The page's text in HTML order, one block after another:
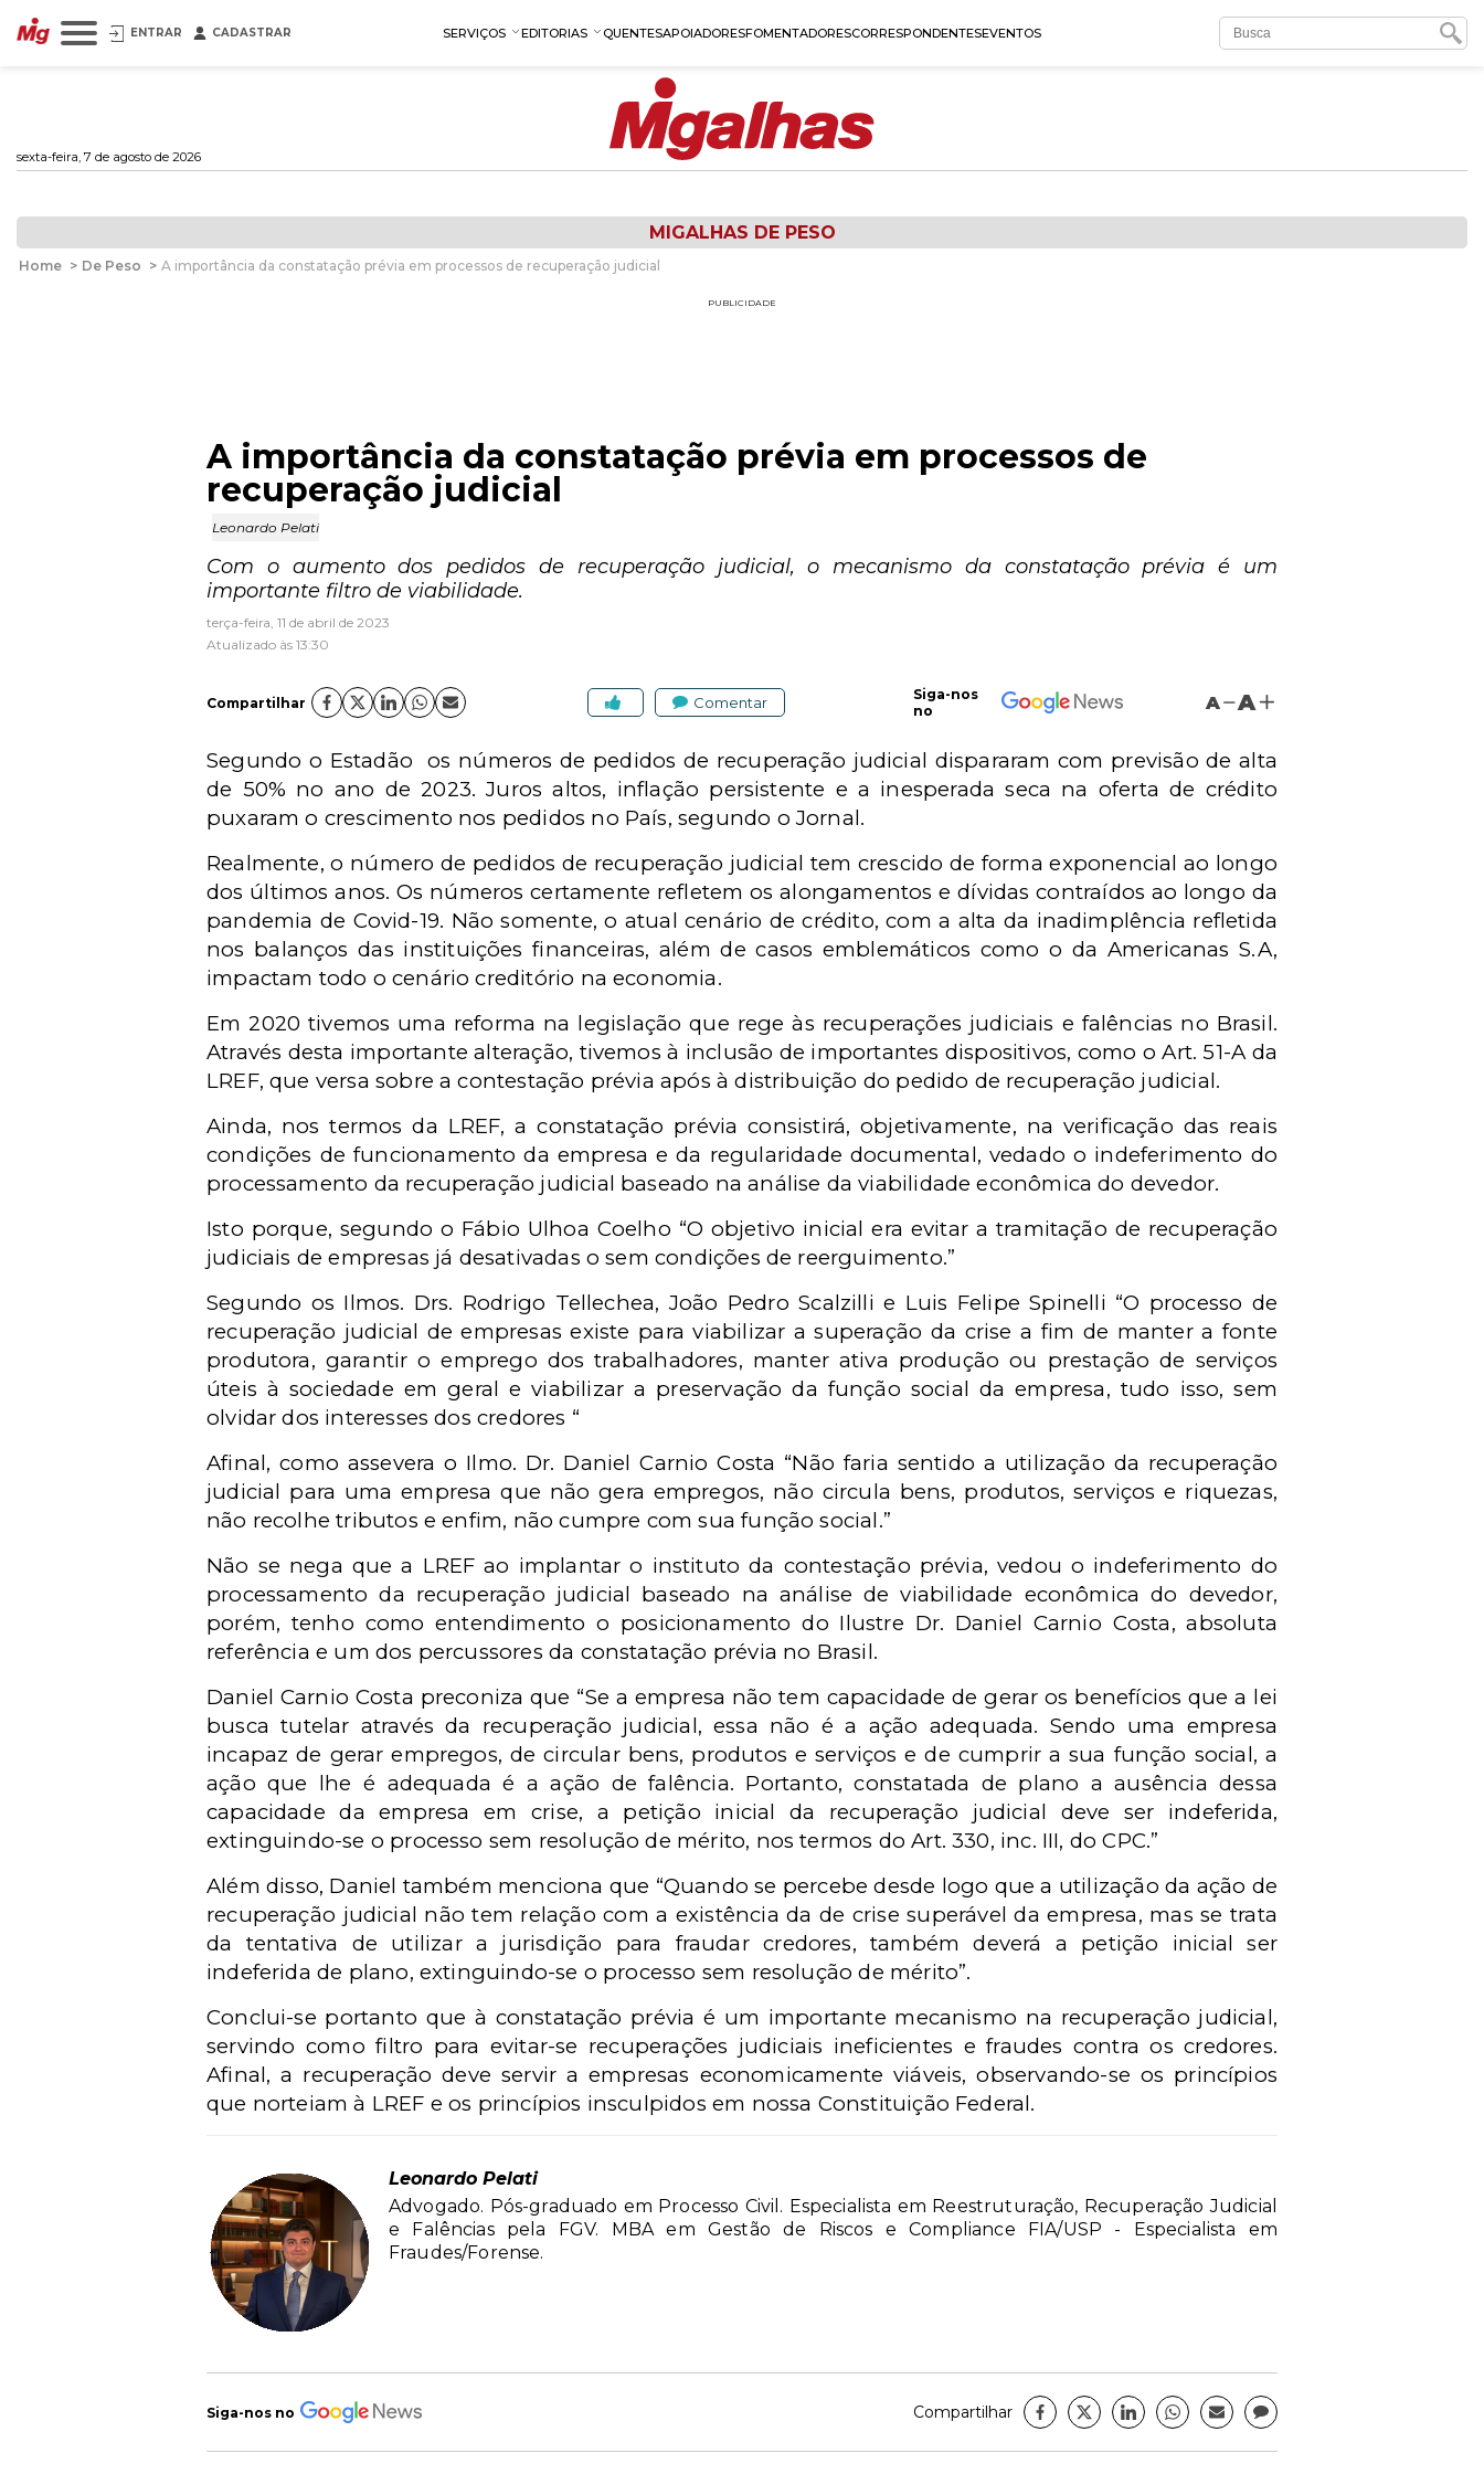
ENTRAR CADASTRAR SERVIÇOS EDITORIAS QUENTESAPOIADORESFOMENTADORESCORRESPONDENTESEVENTOS
sexta-feira, 7 de agosto de 2026
MIGALHAS DE PESO
Home > De Peso > A importância da constatação prévia em processos de recuperação judicial
PUBLICIDADE
A importância da constatação prévia em processos de
recuperação judicial
Leonardo Pelati
Com o aumento dos pedidos de recuperação judicial, o mecanismo da constatação prévia é um
importante filtro de viabilidade.
terça-feira, 11 de abril de 2023
Atualizado às 13:30
Compartilhar Comentar
Siga-nos
no
A A
Segundo o Estadão
os números de pedidos de recuperação judicial dispararam com previsão de alta
de 50% no ano de 2023. Juros altos, inflação persistente e a inesperada seca na oferta de crédito
puxaram o crescimento nos pedidos no País, segundo o Jornal.
Realmente, o número de pedidos de recuperação judicial tem crescido de forma exponencial ao longo
dos últimos anos. Os números certamente refletem os alongamentos e dívidas contraídos ao longo da
pandemia de Covid-19. Não somente, o atual cenário de crédito, com a alta da inadimplência refletida
nos balanços das instituições financeiras, além de casos emblemáticos como o da Americanas S.A,
impactam todo o cenário creditório na economia.
Em 2020 tivemos uma reforma na legislação que rege às recuperações judiciais e falências no Brasil.
Através desta importante alteração, tivemos à inclusão de importantes dispositivos, como o Art. 51-A da
LREF, que versa sobre a contestação prévia após à distribuição do pedido de recuperação judicial.
Ainda, nos termos da LREF, a constatação prévia consistirá, objetivamente, na verificação das reais
condições de funcionamento da empresa e da regularidade documental, vedado o indeferimento do
processamento da recuperação judicial baseado na análise da viabilidade econômica do devedor.
Isto porque, segundo o Fábio Ulhoa Coelho “O objetivo inicial era evitar a tramitação de recuperação
judiciais de empresas já desativadas o sem condições de reerguimento.”
Segundo os Ilmos. Drs. Rodrigo Tellechea, João Pedro Scalzilli e Luis Felipe Spinelli “O processo de
recuperação judicial de empresas existe para viabilizar a superação da crise a fim de manter a fonte
produtora, garantir o emprego dos trabalhadores, manter ativa produção ou prestação de serviços
úteis à sociedade em geral e viabilizar a preservação da função social da empresa, tudo isso, sem
olvidar dos interesses dos credores “
Afinal, como assevera o Ilmo. Dr. Daniel Carnio Costa “Não faria sentido a utilização da recuperação
judicial para uma empresa que não gera empregos, não circula bens, produtos, serviços e riquezas,
não recolhe tributos e enfim, não cumpre com sua função social.”
Não se nega que a LREF ao implantar o instituto da contestação prévia, vedou o indeferimento do
processamento da recuperação judicial baseado na análise de viabilidade econômica do devedor,
porém, tenho como entendimento o posicionamento do Ilustre Dr. Daniel Carnio Costa, absoluta
referência e um dos percussores da constatação prévia no Brasil.
Daniel Carnio Costa preconiza que “Se a empresa não tem capacidade de gerar os benefícios que a lei
busca tutelar através da recuperação judicial, essa não é a ação adequada. Sendo uma empresa
incapaz de gerar empregos, de circular bens, produtos e serviços e de cumprir a sua função social, a
ação que lhe é adequada é a ação de falência. Portanto, constatada de plano a ausência dessa
capacidade da empresa em crise, a petição inicial da recuperação judicial deve ser indeferida,
extinguindo-se o processo sem resolução de mérito, nos termos do Art. 330, inc. III, do CPC.”
Além disso, Daniel também menciona que “Quando se percebe desde logo que a utilização da ação de
recuperação judicial não tem relação com a existência da de crise superável da empresa, mas se trata
da tentativa de utilizar a jurisdição para fraudar credores, também deverá a petição inicial ser
indeferida de plano, extinguindo-se o processo sem resolução de mérito”.
Conclui-se portanto que à constatação prévia é um importante mecanismo na recuperação judicial,
servindo como filtro para evitar-se recuperações judiciais ineficientes e fraudes contra os credores.
Afinal, a recuperação deve servir a empresas economicamente viáveis, observando-se os princípios
que norteiam à LREF e os princípios insculpidos em nossa Constituição Federal.
Leonardo Pelati
Advogado. Pós-graduado em Processo Civil. Especialista em Reestruturação, Recuperação Judicial
e Falências pela FGV. MBA em Gestão de Riscos e Compliance FIA/USP - Especialista em
Fraudes/Forense.
Siga-nos no Compartilhar